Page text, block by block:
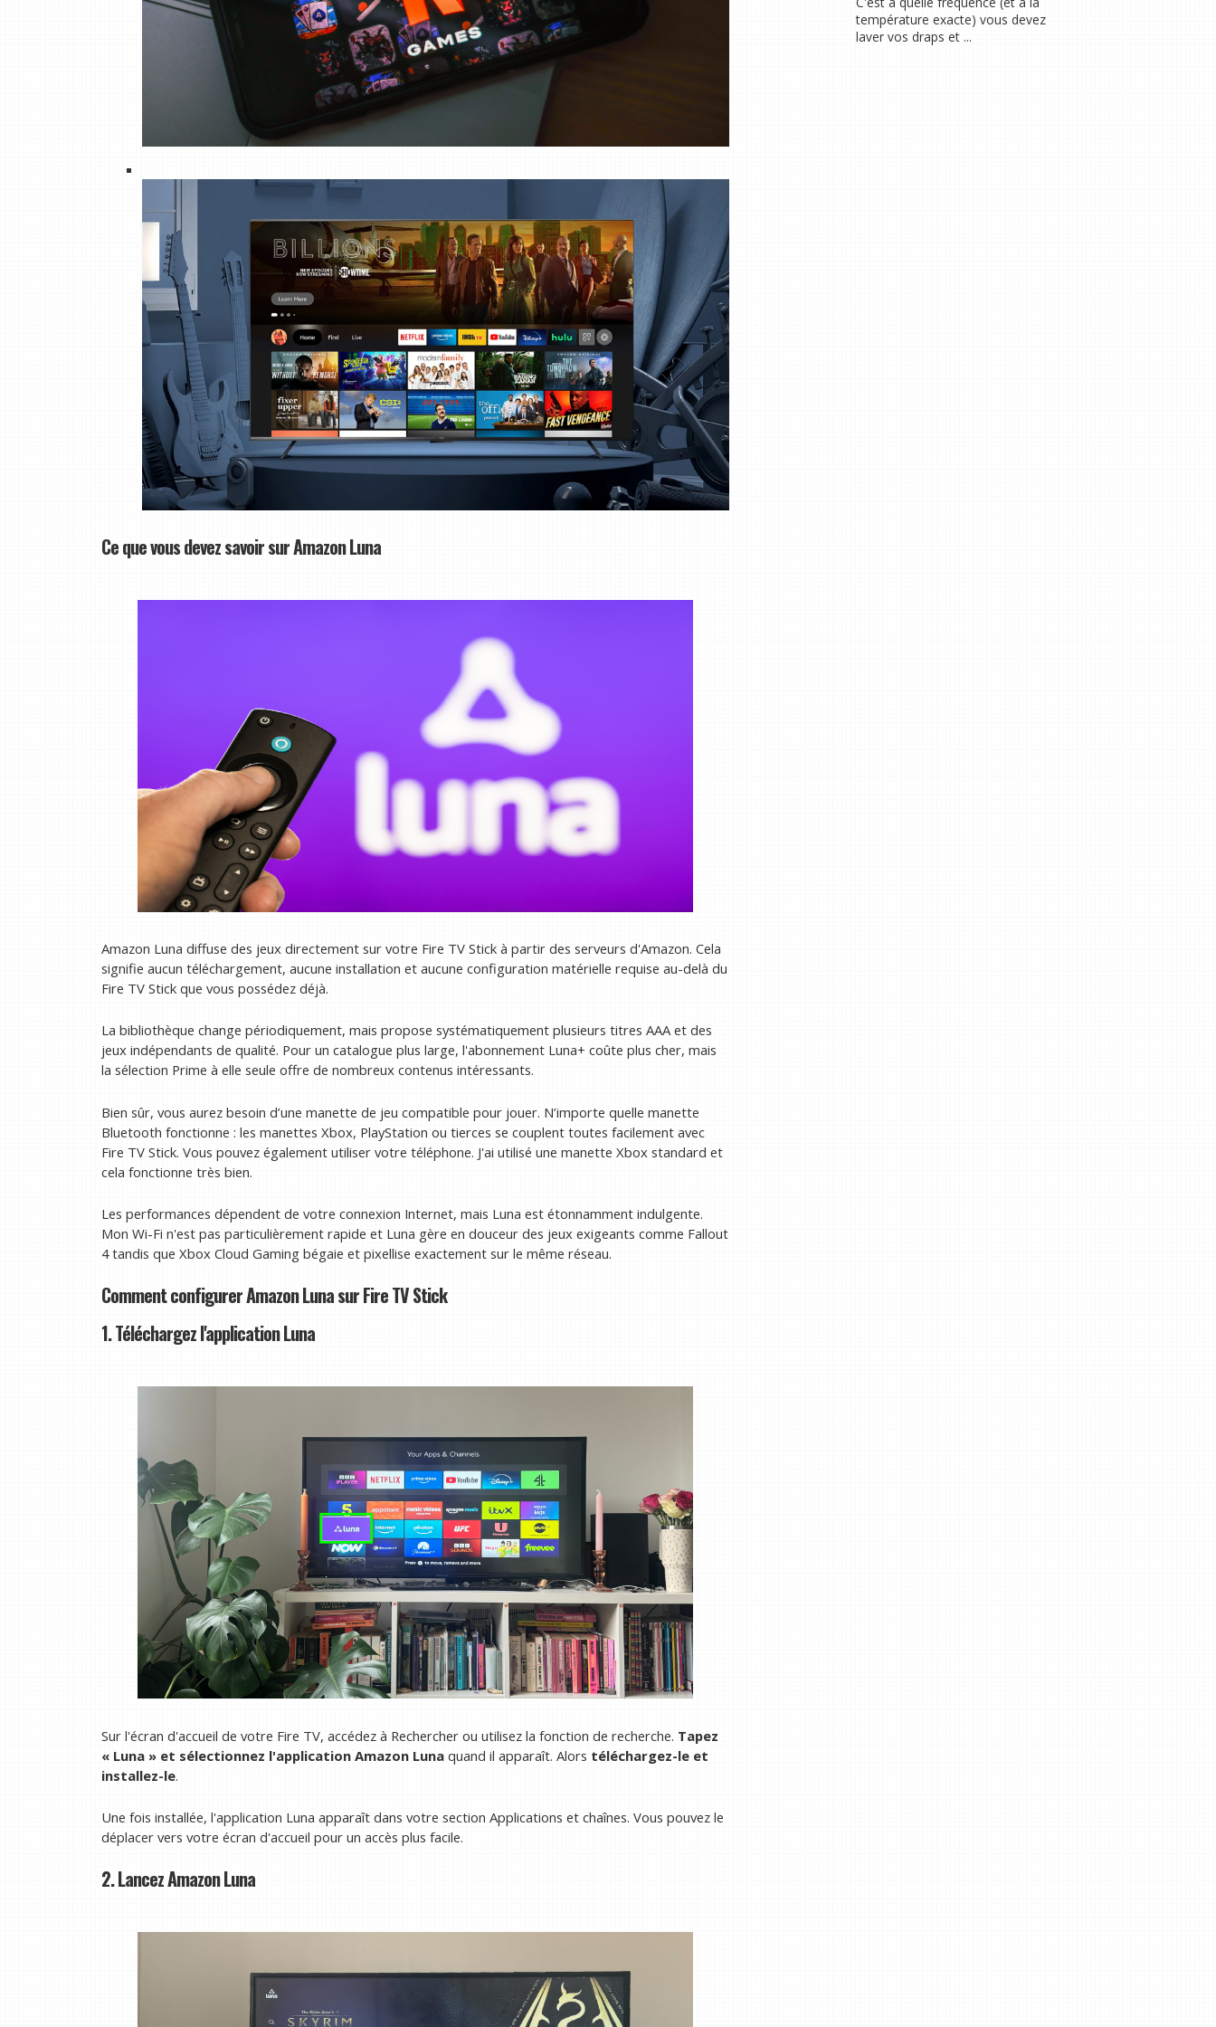
Ce que vous devez savoir sur Amazon Luna
Amazon Luna diffuse des jeux directement sur votre Fire TV Stick à partir des serveurs d'Amazon. Cela
signifie aucun téléchargement, aucune installation et aucune configuration matérielle requise au-delà du
Fire TV Stick que vous possédez déjà.
La bibliothèque change périodiquement, mais propose systématiquement plusieurs titres AAA et des
jeux indépendants de qualité. Pour un catalogue plus large, l'abonnement Luna+ coûte plus cher, mais
la sélection Prime à elle seule offre de nombreux contenus intéressants.
Bien sûr, vous aurez besoin d’une manette de jeu compatible pour jouer. N’importe quelle manette
Bluetooth fonctionne : les manettes Xbox, PlayStation ou tierces se couplent toutes facilement avec
Fire TV Stick. Vous pouvez également utiliser votre téléphone. J'ai utilisé une manette Xbox standard et
cela fonctionne très bien.
Les performances dépendent de votre connexion Internet, mais Luna est étonnamment indulgente.
Mon Wi-Fi n'est pas particulièrement rapide et Luna gère en douceur des jeux exigeants comme Fallout
4 tandis que Xbox Cloud Gaming bégaie et pixellise exactement sur le même réseau.
Comment configurer Amazon Luna sur Fire TV Stick
1. Téléchargez l'application Luna
Sur l'écran d'accueil de votre Fire TV, accédez à Rechercher ou utilisez la fonction de recherche. Tapez
« Luna » et sélectionnez l'application Amazon Luna quand il apparaît. Alors téléchargez-le et
installez-le.
Une fois installée, l'application Luna apparaît dans votre section Applications et chaînes. Vous pouvez le
déplacer vers votre écran d'accueil pour un accès plus facile.
2. Lancez Amazon Luna
température exacte) vous devez
laver vos draps et ...